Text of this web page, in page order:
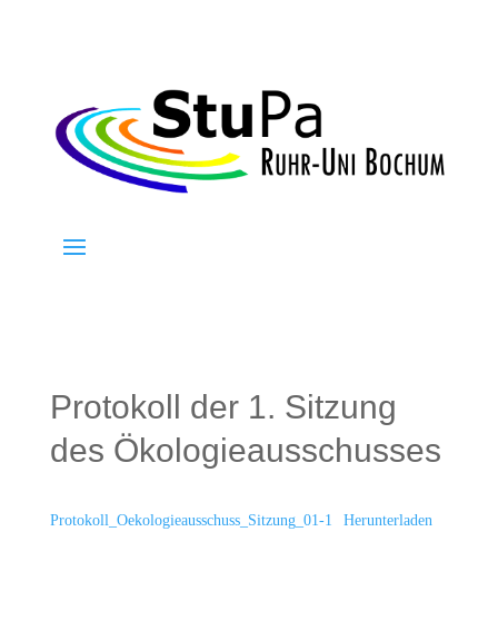
Protokoll der 1. Sitzung
des Ökologieausschusses
Protokoll_Oekologieausschuss_Sitzung_01-1 Herunterladen